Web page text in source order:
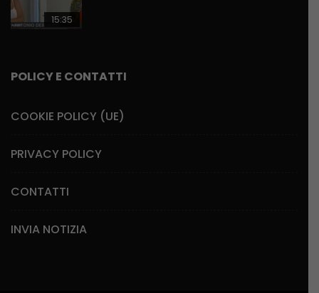
15:35
POLICY E CONTATTI
COOKIE POLICY (UE)
PRIVACY POLICY
CONTATTI
INVIA NOTIZIA